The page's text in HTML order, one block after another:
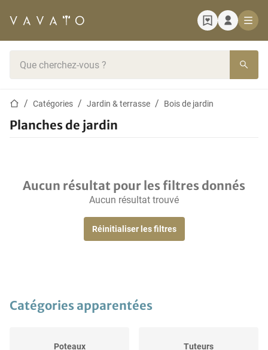
Page d'accueil
Catégories Jardin & terrasse Bois de jardin
Planches de jardin
Aucun résultat pour les filtres donnés
Aucun résultat trouvé
Réinitialiser les filtres
Catégories apparentées
Poteaux Tuteurs